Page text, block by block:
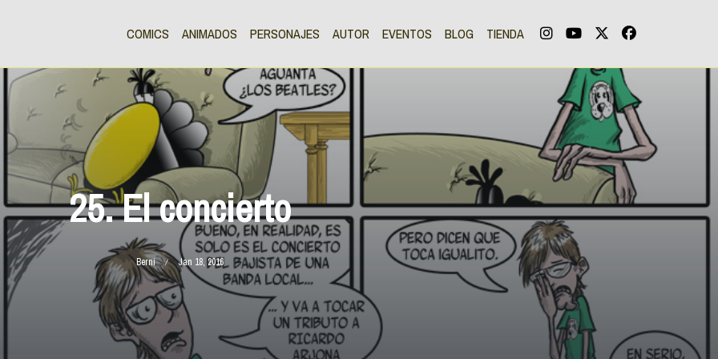
COMICS ANIMADOS PERSONAJES AUTOR EVENTOS BLOG TIENDA
25. El concierto
Berni Jan 18, 2016